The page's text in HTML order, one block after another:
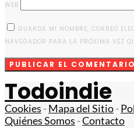
WEB
GUARDA MI NOMBRE, CORREO
NAVEGADOR PARA LA PRÓXIMA VEZ
Todoindie
Cookies -Mapa del Sitio-
Quiénes Somos -Contacto